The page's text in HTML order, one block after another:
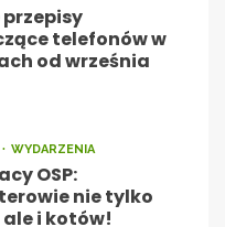
przepisy
telefonów w
od września
WYDARZENIA
OSP:
nie tylko
i kotów!